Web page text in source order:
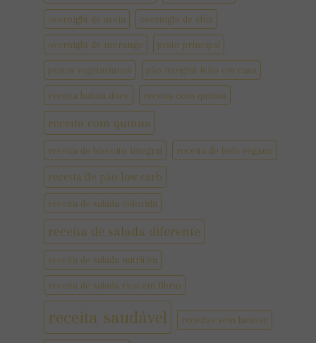
overnight de aveia overnight de chia
overnight de morango prato principal
pratos vegetarianos pão integral feito em casa
receita batata doce receita com quinoa
receita com quinua
receita de biscoito integral receita de bolo vegano
receita de pão low carb
receita de salada colorida
receita de salada diferente
receita de salada nutritiva
receita de salada rica em fibras
receita saudável receitas sem lactose